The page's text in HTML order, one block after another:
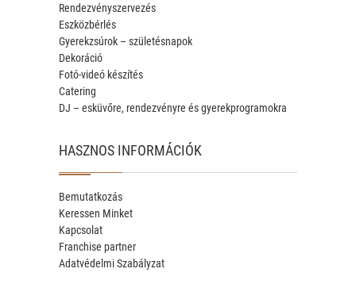
Rendezvényszervezés
Eszközbérlés
Gyerekzsúrok – születésnapok
Dekoráció
Fotó-videó készítés
Catering
DJ – esküvőre, rendezvényre és gyerekprogramokra
HASZNOS INFORMÁCIÓK
Bemutatkozás
Keressen Minket
Kapcsolat
Franchise partner
Adatvédelmi Szabályzat